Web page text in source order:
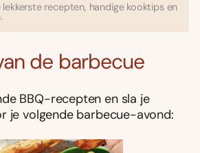
recepten, handige kooktips en
de barbecue
BBQ-recepten en sla je
je volgende barbecue-avond: